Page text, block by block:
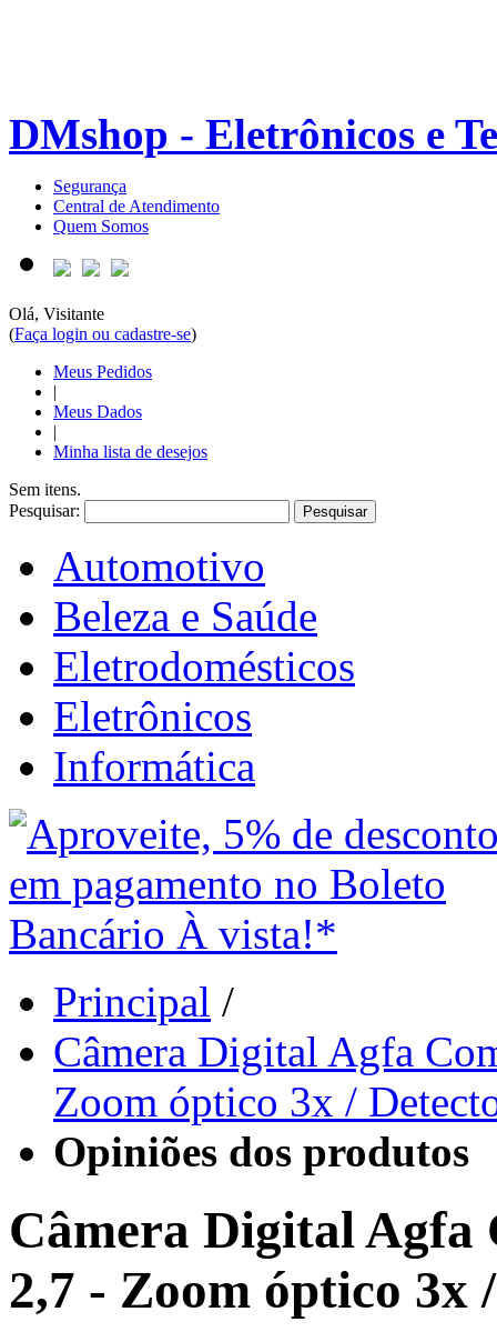
DMshop - Eletrônicos e
Segurança
Central de Atendimento
Quem Somos
Olá, Visitante
(Faça login ou cadastre-se)
Meus Pedidos
|
Meus Dados
|
Minha lista de desejos
Sem itens.
Pesquisar:
Pesquisar
Automotivo
Beleza e Saúde
Eletrodomésticos
Eletrônicos
Informática
Principal /
Câmera Digital Agfa
Zoom óptico 3x /
Opiniões dos produtos
Câmera Digital Agfa
2,7 - Zoom óptico 3x